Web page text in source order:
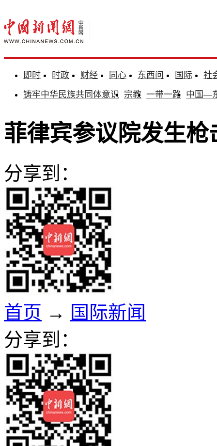
即时 时政 财经 同心 东西问 国际
社
铸牢中华民族共同体意识 宗教 一带一路 中国—
菲律宾参议院发生枪
分享到：
首页 → 国际新闻
分享到：